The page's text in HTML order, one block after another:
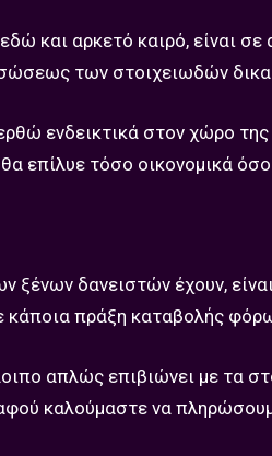
και αρκετό καιρό, είναι
των στοιχειωδών
ενδεικτικά στον χώρο
επίλυε τόσο οικονομικά όσο
ξένων δανειστών έχουν,
κάποια πράξη καταβολής
απλώς επιβιώνει με τα
καλούμαστε να